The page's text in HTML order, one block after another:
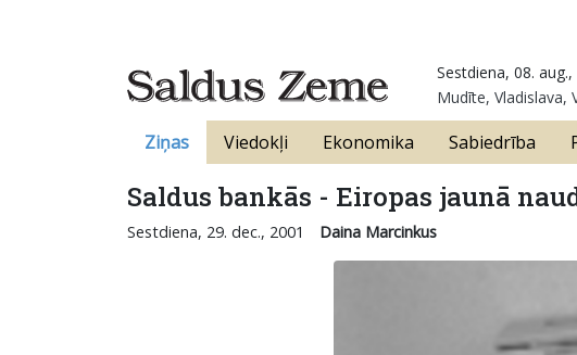
Sestdiena, 08. aug.,
Mudīte, Vladislava,
Ziņas Viedokļi Ekonomika Sabiedrība
Saldus bankās - Eiropas jaunā
Sestdiena, 29. dec., 2001 Daina Marcinkus